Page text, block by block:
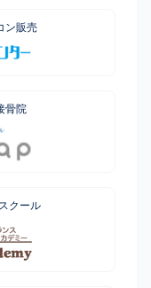
ン販売
骨院
クール